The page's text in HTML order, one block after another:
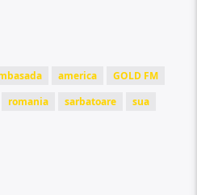
america
GOLD FM
romania sarbatoare
sua